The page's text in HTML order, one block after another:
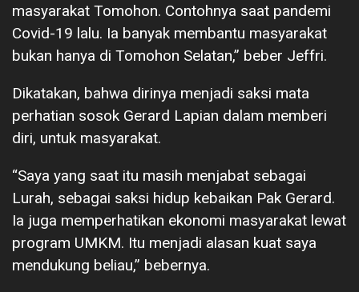
masyarakat Tomohon. Contohnya saat pandemi
Covid-19 lalu. Ia banyak membantu masyarakat
bukan hanya di Tomohon Selatan,” beber Jeffri.
Dikatakan, bahwa dirinya menjadi saksi mata
perhatian sosok Gerard Lapian dalam memberi
diri, untuk masyarakat.
“Saya yang saat itu masih menjabat sebagai
Lurah, sebagai saksi hidup kebaikan Pak Gerard.
Ia juga memperhatikan ekonomi masyarakat lewat
program UMKM. Itu menjadi alasan kuat saya
mendukung beliau,” bebernya.